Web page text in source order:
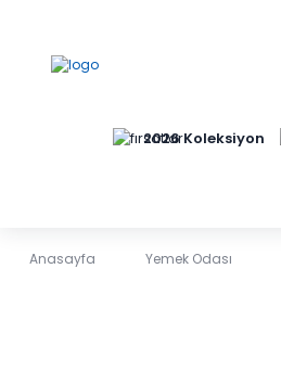
2026 Koleksiyon
Anasayfa Yemek Odası